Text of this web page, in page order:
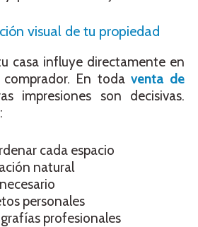
visual de tu propiedad
casa influye directamente en
comprador. En todaventa de
impresiones son decisivas.
cada espacio
natural
personales
profesionales